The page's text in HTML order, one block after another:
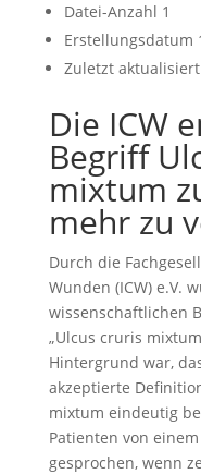
Datei-Anzahl 1
Erstellungsdatum
Zuletzt aktualisiert
Die ICW
Begriff
mixtum
mehr zu
Durch die
Wunden (ICW) e.V.
wissenschaftlichen
„Ulcus cruris
Hintergrund war,
akzeptierte
mixtum eindeutig
Patienten von
gesprochen, wenn